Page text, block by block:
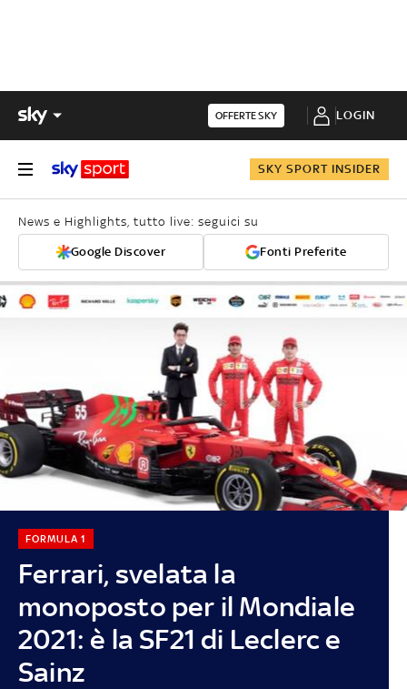
OFFERTE SKY LOGIN
SKY SPORT INSIDER
News e Highlights, tutto live: seguici su
Google Discover Fonti Preferite
Ferrari, svelata la
monoposto per il Mondiale
2021: è la SF21 di Leclerc e
Sainz
FORMULA 1